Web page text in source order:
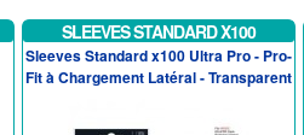
SLEEVES STANDARD X100
Sleeves Standard x100 Ultra Pro - Pro-
Fit à Chargement Latéral - Transparent